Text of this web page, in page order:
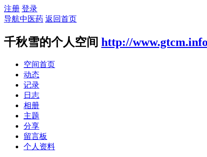
注册 登录
导航中医药 返回首页
千秋雪的个人空间 http://
空间首页
动态
记录
日志
相册
主题
分享
留言板
个人资料